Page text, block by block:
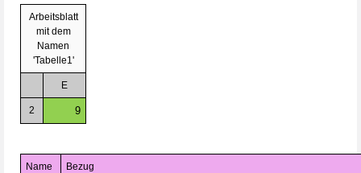
Arbeitsblatt
mit dem
Namen
'Tabelle1'
E
2 9
Name Bezug